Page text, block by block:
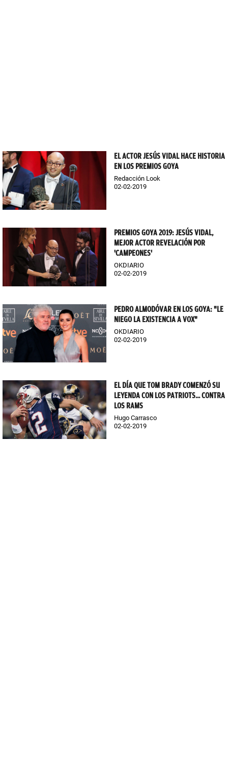
EL ACTOR JESÚS VIDAL HACE HISTORIA
EN LOS PREMIOS GOYA
Redacción Look
02-02-2019
PREMIOS GOYA 2019: JESÚS VIDAL,
MEJOR ACTOR REVELACIÓN POR
'CAMPEONES'
OKDIARIO
02-02-2019
PEDRO ALMODÓVAR EN LOS GOYA: "LE
NIEGO LA EXISTENCIA A VOX"
OKDIARIO
02-02-2019
EL DÍA QUE TOM BRADY COMENZÓ SU
LEYENDA CON LOS PATRIOTS... CONTRA
LOS RAMS
Hugo Carrasco
02-02-2019